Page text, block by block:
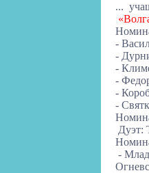
...
-
-
-
-
-
-
Дуэт:
-